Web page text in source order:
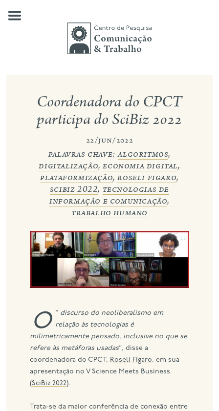
nossas pesquisas
notícias
eventos
contato
busca
eng
Coordenadora do CPCT
participa do SciBiz 2022
22/jun/2022
palavras chave:algoritmos,
digitalização,economia digital,
plataformização,roseli figaro,
scibiz 2022, tecnologias de
informação e comunicação,
trabalho humano
“
O discurso do neoliberalismo em relação às tecnologias é
milimetricamente pensado, inclusive no que se
refere às metáforas usadas“, disse a
coordenadora do CPCT, Roseli Fígaro, em sua
apresentação no V Science Meets Business
(SciBiz 2022).
Trata-se da maior conferência de conexão entre